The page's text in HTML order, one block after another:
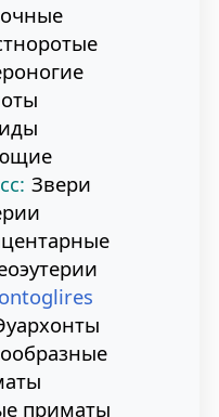
Звери
приматы